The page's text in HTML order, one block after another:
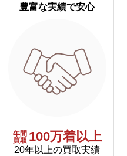
豊富な実績で安心
年間
買取 100万着以上
20年以上の買取実績